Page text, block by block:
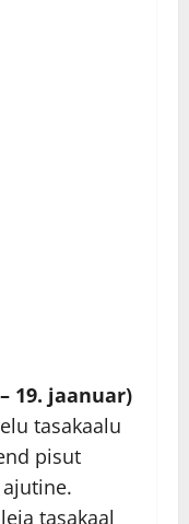
19. jaanuar)
tasakaalu
pisut
tasakaal